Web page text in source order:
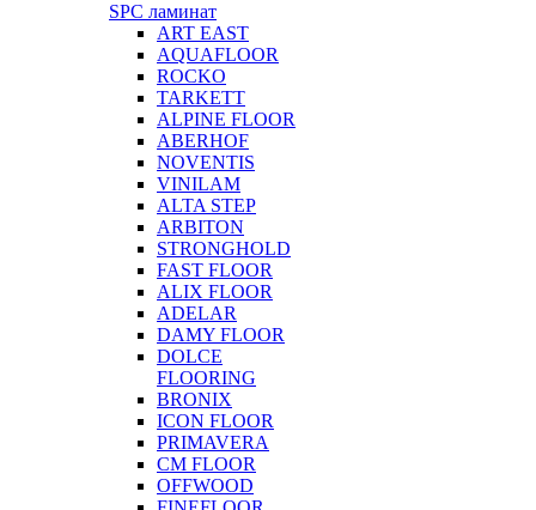
SPC ламинат
ART EAST
AQUAFLOOR
ROCKO
TARKETT
ALPINE FLOOR
ABERHOF
NOVENTIS
VINILAM
ALTA STEP
ARBITON
STRONGHOLD
FAST FLOOR
ALIX FLOOR
ADELAR
DAMY FLOOR
DOLCE
FLOORING
BRONIX
ICON FLOOR
PRIMAVERA
CM FLOOR
OFFWOOD